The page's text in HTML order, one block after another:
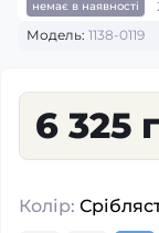
немає в наявності
Модель: 1138-0119
6 325
Колір: